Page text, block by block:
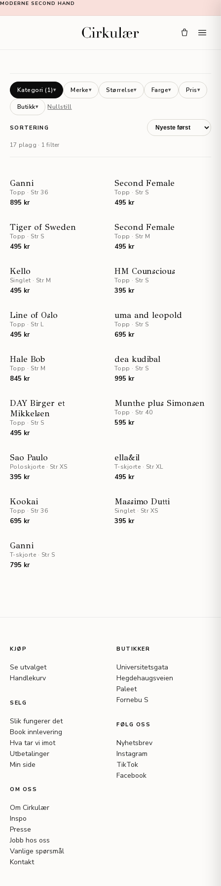
MODERNE SECOND HAND
Kategori (1)▾ Merke▾ Størrelse▾ Farge▾ Pris▾
Butikk▾ Nullstill
SORTERING
17 plagg · 1 filter
Ganni
Topp · Str 36
895 kr
Second Female
Topp · Str S
495 kr
Tiger of Sweden
Topp · Str S
495 kr
STAFF PICKS
Second Female
Topp · Str M
495 kr
Kello
Singlet · Str M
495 kr
HM Counscious
Topp · Str S
395 kr
Line of Oslo
Topp · Str L
495 kr
uma and leopold
Topp · Str S
695 kr
Hale Bob
Topp · Str M
845 kr
dea kudibal
Topp · Str S
995 kr
DAY Birger et
Mikkelsen
Topp · Str S
495 kr
UTSOLGT
Munthe plus Simonsen
Topp · Str 40
595 kr
Sao Paulo
Poloskjorte · Str XS
395 kr
ella&il
T-skjorte · Str XL
495 kr
Kookai
Topp · Str 36
695 kr
Massimo Dutti
Singlet · Str XS
395 kr
Ganni
T-skjorte · Str S
795 kr
KJØP
Se utvalget
Handlekurv
SELG
Slik fungerer det
Book innlevering
Hva tar vi imot
Utbetalinger
Min side
OM OSS
Om Cirkulær
Inspo
Presse
Jobb hos oss
Vanlige spørsmål
Kontakt
BUTIKKER
Universitetsgata
Hegdehaugsveien
Paleet
Fornebu S
FØLG OSS
Nyhetsbrev
Instagram
TikTok
Facebook